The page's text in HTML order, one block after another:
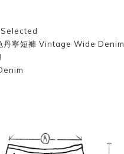
Selected
丹寧短褲 Vintage Wide Denim